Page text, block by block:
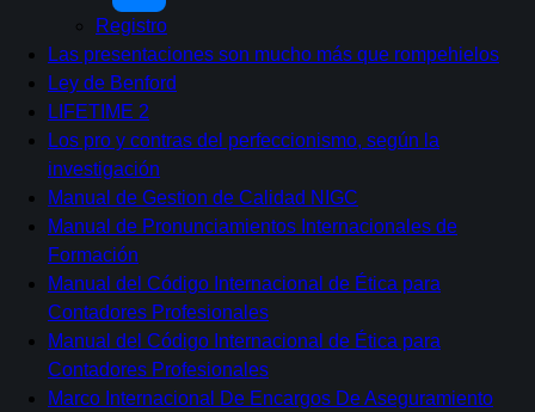
Registro
Las presentaciones son mucho más que rompehielos
Ley de Benford
LIFETIME 2
Los pro y contras del perfeccionismo, según la
investigación
Manual de Gestion de Calidad NIGC
Manual de Pronunciamientos Internacionales de
Formación
Manual del Código Internacional de Ética para
Contadores Profesionales
Manual del Código Internacional de Ética para
Contadores Profesionales
Marco Internacional De Encargos De Aseguramiento